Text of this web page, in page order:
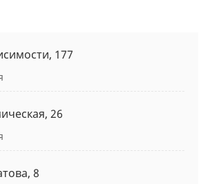
177
26
8